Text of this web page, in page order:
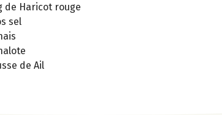
de Haricot rouge
sel
de Ail